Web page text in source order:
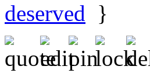
deserved }